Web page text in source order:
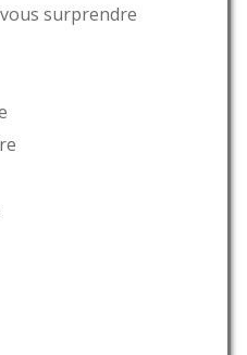
surprendre